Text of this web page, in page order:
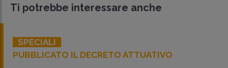
Ti potrebbe interessare anche
SPECIALI
PUBBLICATO IL DECRETO ATTUATIVO